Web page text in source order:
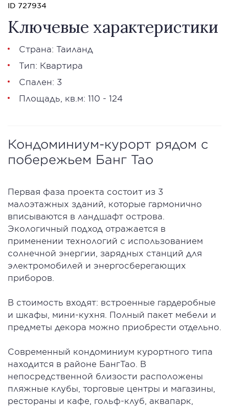
ID 727934
Ключевые характеристики
Страна: Таиланд
Тип: Квартира
Спален: 3
Площадь, кв.м: 110 - 124
Кондоминиум-курорт рядом с
побережьем Банг Тао
Первая фаза проекта состоит из 3
малоэтажных зданий, которые гармонично
вписываются в ландшафт острова.
Экологичный подход отражается в
применении технологий с использованием
солнечной энергии, зарядных станций для
электромобилей и энергосберегающих
приборов.
В стоимость входят: встроенные гардеробные
и шкафы, мини-кухня. Полный пакет мебели и
предметы декора можно приобрести отдельно.
Современный кондоминиум курортного типа
находится в районе БангТао. В
непосредственной близости расположены
пляжные клубы, торговые центры и магазины,
рестораны и кафе, гольф-клуб, аквапарк,